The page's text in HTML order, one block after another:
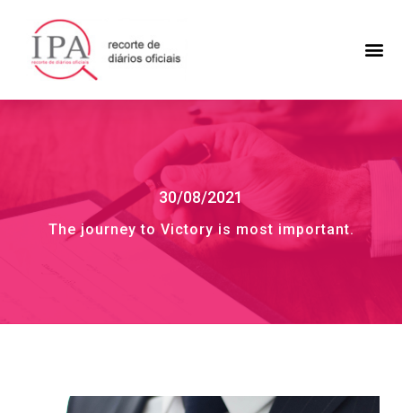
30/08/2021
The journey to Victory is most important.